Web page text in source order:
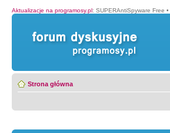
Aktualizacje na programosy.pl: SUPERAntiSpyware Free •
Strona główna